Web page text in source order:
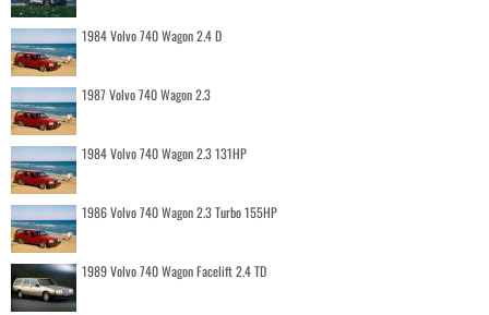
1984 Volvo 740 Wagon 2.4 D
1987 Volvo 740 Wagon 2.3
1984 Volvo 740 Wagon 2.3 131HP
1986 Volvo 740 Wagon 2.3 Turbo 155HP
1989 Volvo 740 Wagon Facelift 2.4 TD